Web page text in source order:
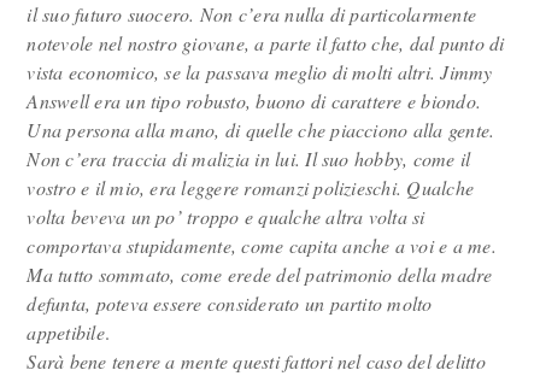
il suo futuro suocero. Non c’era nulla di particolarmente
notevole nel nostro giovane, a parte il fatto che, dal punto di
vista economico, se la passava meglio di molti altri. Jimmy
Answell era un tipo robusto, buono di carattere e biondo.
Una persona alla mano, di quelle che piacciono alla gente.
Non c’era traccia di malizia in lui. Il suo hobby, come il
vostro e il mio, era leggere romanzi polizieschi. Qualche
volta beveva un po’ troppo e qualche altra volta si
comportava stupidamente, come capita anche a voi e a me.
Ma tutto sommato, come erede del patrimonio della madre
defunta, poteva essere considerato un partito molto
appetibile.
Sarà bene tenere a mente questi fattori nel caso del delitto